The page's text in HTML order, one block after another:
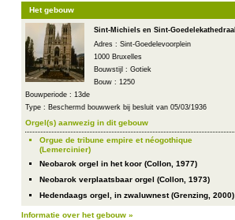
Het gebouw
Sint-Michiels en Sint-Goedelekathedraal
Adres : Sint-Goedelevoorplein
1000 Bruxelles
Bouwstijl : Gotiek
Bouw : 1250
Bouwperiode : 13de
Type : Beschermd bouwwerk bij besluit van 05/03/1936
Orgel(s) aanwezig in dit gebouw
Orgue de tribune empire et néogothique
(Lemercinier)
Neobarok orgel in het koor (Collon, 1977)
Neobarok verplaatsbaar orgel (Collon, 1973)
Hedendaags orgel, in zwaluwnest (Grenzing, 2000)
Informatie over het gebouw »